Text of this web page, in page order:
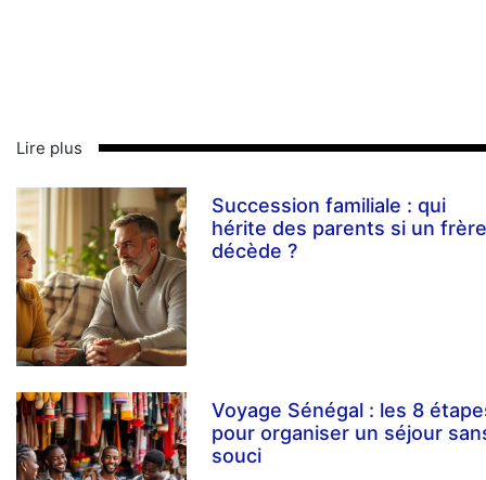
Lire plus
Succession familiale : qui
hérite des parents si un frère
décède ?
Voyage Sénégal : les 8
pour organiser un séjour
souci